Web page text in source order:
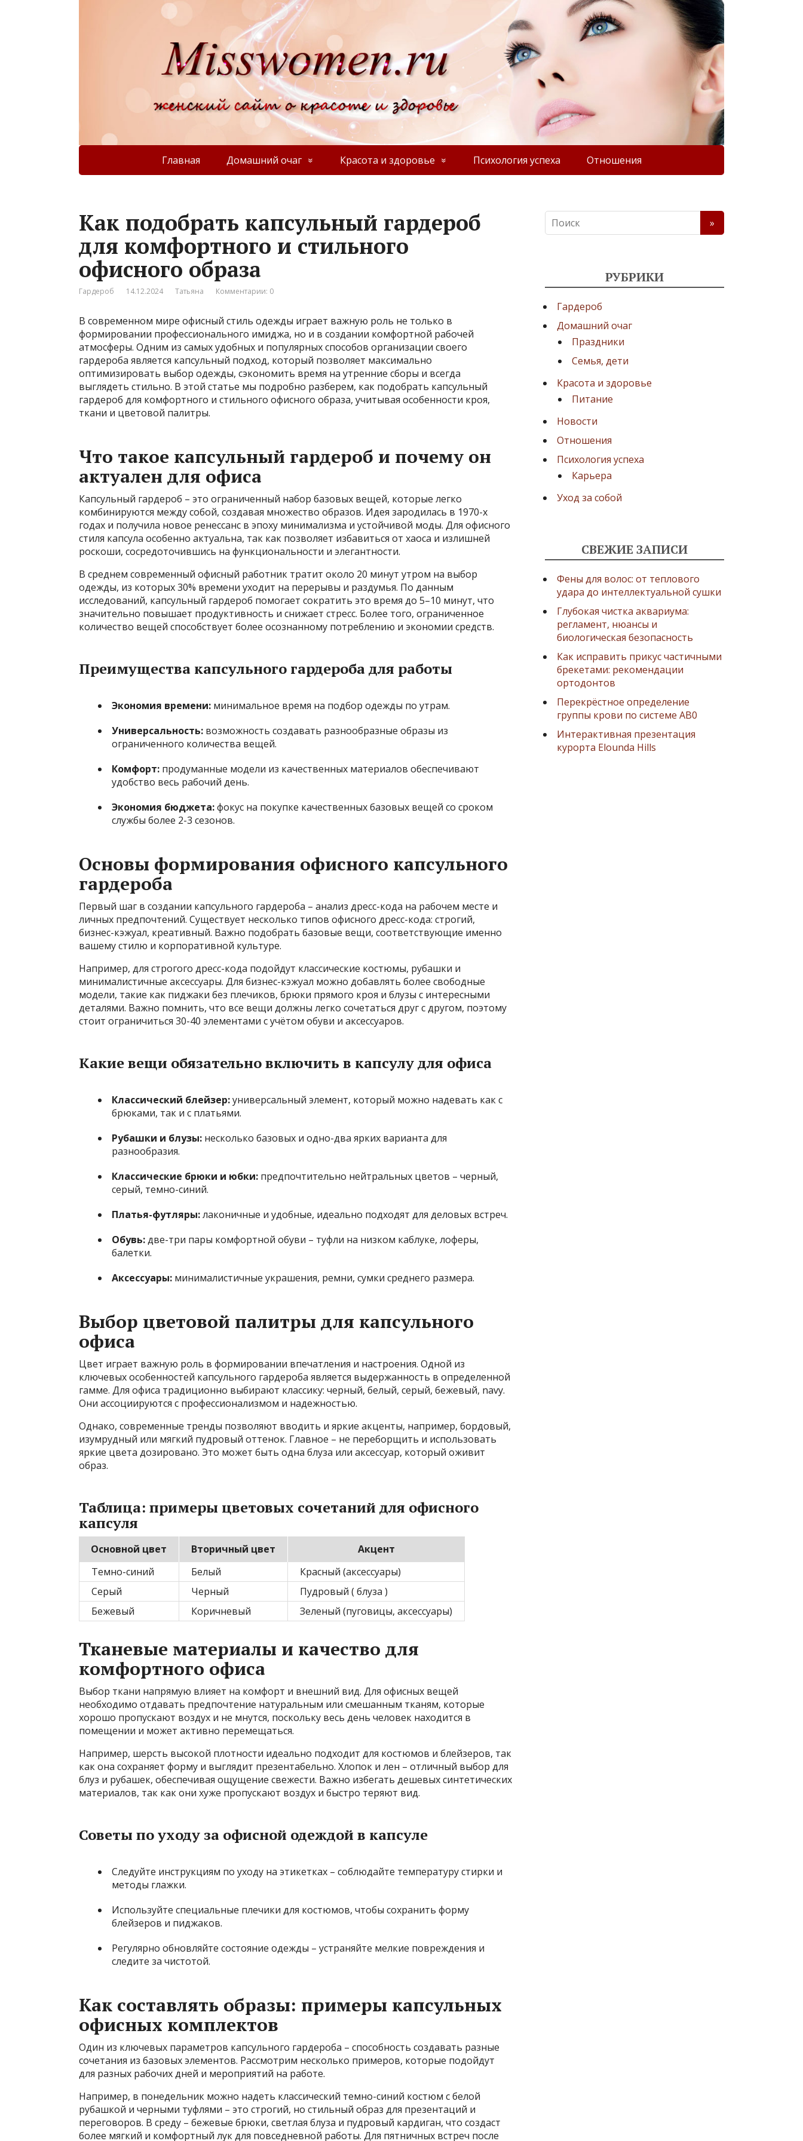
Главная Домашний очаг Красота и здоровье Психология успеха Отношения
Как подобрать капсульный гардероб
для комфортного и стильного
офисного образа
Гардероб 14.12.2024 Татьяна Комментарии: 0
В современном мире офисный стиль одежды играет важную роль не только в
формировании профессионального имиджа, но и в создании комфортной рабочей
атмосферы. Одним из самых удобных и популярных способов организации своего
гардероба является капсульный подход, который позволяет максимально
оптимизировать выбор одежды, сэкономить время на утренние сборы и всегда
выглядеть стильно. В этой статье мы подробно разберем, как подобрать капсульный
гардероб для комфортного и стильного офисного образа, учитывая особенности кроя,
ткани и цветовой палитры.
Что такое капсульный гардероб и почему он
актуален для офиса
Капсульный гардероб – это ограниченный набор базовых вещей, которые легко
комбинируются между собой, создавая множество образов. Идея зародилась в 1970-х
годах и получила новое ренессанс в эпоху минимализма и устойчивой моды. Для офисного
стиля капсула особенно актуальна, так как позволяет избавиться от хаоса и излишней
роскоши, сосредоточившись на функциональности и элегантности.
В среднем современный офисный работник тратит около 20 минут утром на выбор
одежды, из которых 30% времени уходит на перерывы и раздумья. По данным
исследований, капсульный гардероб помогает сократить это время до 5–10 минут, что
значительно повышает продуктивность и снижает стресс. Более того, ограниченное
количество вещей способствует более осознанному потреблению и экономии средств.
Преимущества капсульного гардероба для работы
Экономия времени: минимальное время на подбор одежды по утрам.
Универсальность: возможность создавать разнообразные образы из
ограниченного количества вещей.
Комфорт: продуманные модели из качественных материалов обеспечивают
удобство весь рабочий день.
Экономия бюджета:фокус на покупке качественных базовых вещей со сроком
службы более 2-3 сезонов.
Основы формирования офисного капсульного
гардероба
Первый шаг в создании капсульного гардероба – анализ дресс-кода на рабочем месте и
личных предпочтений. Существует несколько типов офисного дресс-кода: строгий,
бизнес-кэжуал, креативный. Важно подобрать базовые вещи, соответствующие именно
вашему стилю и корпоративной культуре.
Например, для строгого дресс-кода подойдут классические костюмы, рубашки и
минималистичные аксессуары. Для бизнес-кэжуал можно добавлять более свободные
модели, такие как пиджаки без плечиков, брюки прямого кроя и блузы с интересными
деталями. Важно помнить, что все вещи должны легко сочетаться друг с другом, поэтому
стоит ограничиться 30-40 элементами с учётом обуви и аксессуаров.
Какие вещи обязательно включить в капсулу для офиса
Классический блейзер:универсальный элемент, который можно надевать как с
брюками, так и с платьями.
Рубашки и блузы: несколько базовых и одно-два ярких варианта для
разнообразия.
Классические брюки и юбки: предпочтительно нейтральных цветов – черный,
серый, темно-синий.
Платья-футляры:лаконичные и удобные, идеально подходят для деловых встреч.
Обувь:две-три пары комфортной обуви – туфли на низком каблуке, лоферы,
балетки.
Аксессуары: минималистичные украшения, ремни, сумки среднего размера.
Выбор цветовой палитры для капсульного
офиса
Цвет играет важную роль в формировании впечатления и настроения. Одной из
ключевых особенностей капсульного гардероба является выдержанность в определенной
гамме. Для офиса традиционно выбирают классику: черный, белый, серый, бежевый, navy.
Они ассоциируются с профессионализмом и надежностью.
Однако, современные тренды позволяют вводить и яркие акценты, например, бордовый,
изумрудный или мягкий пудровый оттенок. Главное – не переборщить и использовать
яркие цвета дозировано. Это может быть одна блуза или аксессуар, который оживит
образ.
Таблица: примеры цветовых сочетаний для офисного
капсуля
Основной цвет Вторичный цвет
Акцент
Темно-синий
Белый
Красный (аксессуары)
Серый
Черный
Пудровый ( блуза )
Бежевый
Коричневый Зеленый (пуговицы, аксессуары)
Тканевые материалы и качество для
комфортного офиса
Выбор ткани напрямую влияет на комфорт и внешний вид. Для офисных вещей
необходимо отдавать предпочтение натуральным или смешанным тканям, которые
хорошо пропускают воздух и не мнутся, поскольку весь день человек находится в
помещении и может активно перемещаться.
Например, шерсть высокой плотности идеально подходит для костюмов и блейзеров, так
как она сохраняет форму и выглядит презентабельно. Хлопок и лен – отличный выбор для
блуз и рубашек, обеспечивая ощущение свежести. Важно избегать дешевых синтетических
материалов, так как они хуже пропускают воздух и быстро теряют вид.
Советы по уходу за офисной одеждой в капсуле
Следуйте инструкциям по уходу на этикетках – соблюдайте температуру стирки и
методы глажки.
Используйте специальные плечики для костюмов, чтобы сохранить форму
блейзеров и пиджаков.
Регулярно обновляйте состояние одежды – устраняйте мелкие повреждения и
следите за чистотой.
Как составлять образы: примеры капсульных
офисных комплектов
Один из ключевых параметров капсульного гардероба – способность создавать разные
сочетания из базовых элементов. Рассмотрим несколько примеров, которые подойдут
для разных рабочих дней и мероприятий на работе.
Например, в понедельник можно надеть классический темно-синий костюм с белой
рубашкой и черными туфлями – это строгий, но стильный образ для презентаций и
переговоров. В среду – бежевые брюки, светлая блуза и пудровый кардиган, что создаст
более мягкий и комфортный лук для повседневной работы. Для пятничных встреч после
РУБРИКИ
Гардероб
Домашний очаг
Праздники
Семья, дети
Красота и здоровье
Питание
Новости
Отношения
Психология успеха
Карьера
Уход за собой
СВЕЖИЕ ЗАПИСИ
Фены для волос: от теплового
удара до интеллектуальной сушки
Глубокая чистка аквариума:
регламент, нюансы и
биологическая безопасность
Как исправить прикус частичными
брекетами: рекомендации
ортодонтов
Перекрёстное определение
группы крови по системе AB0
Интерактивная презентация
курорта Elounda Hills